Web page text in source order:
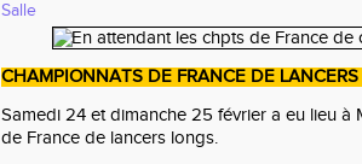
Salle
CHAMPIONNATS DE FRANCE DE
Samedi 24 et dimanche 25 février a eu lieu à
de France de lancers longs.